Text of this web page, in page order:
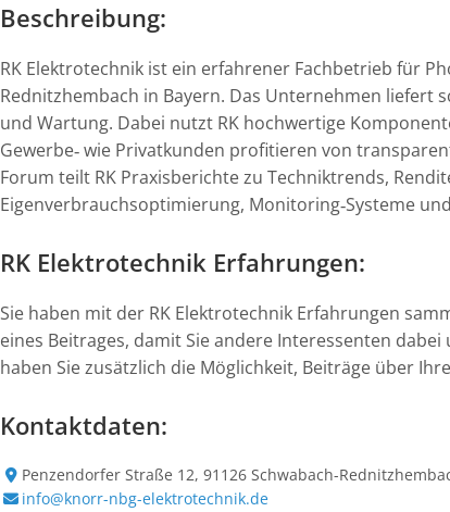
Beschreibung:
RK Elektrotechnik ist ein erfahrener Fachbetrieb für
Rednitzhembach in Bayern. Das Unternehmen liefert
und Wartung. Dabei nutzt RK hochwertige
Gewerbe‑ wie Privatkunden profitieren von
Forum teilt RK Praxisberichte zu Techniktrends,
Eigenverbrauchsoptimierung, Monitoring‑Systeme
RK Elektrotechnik Erfahrungen:
Sie haben mit der RK Elektrotechnik Erfahrungen
eines Beitrages, damit Sie andere Interessenten
haben Sie zusätzlich die Möglichkeit, Beiträge über
Kontaktdaten:
Penzendorfer Straße 12, 91126 Schwabach-
info@knorr-nbg-elektrotechnik.de